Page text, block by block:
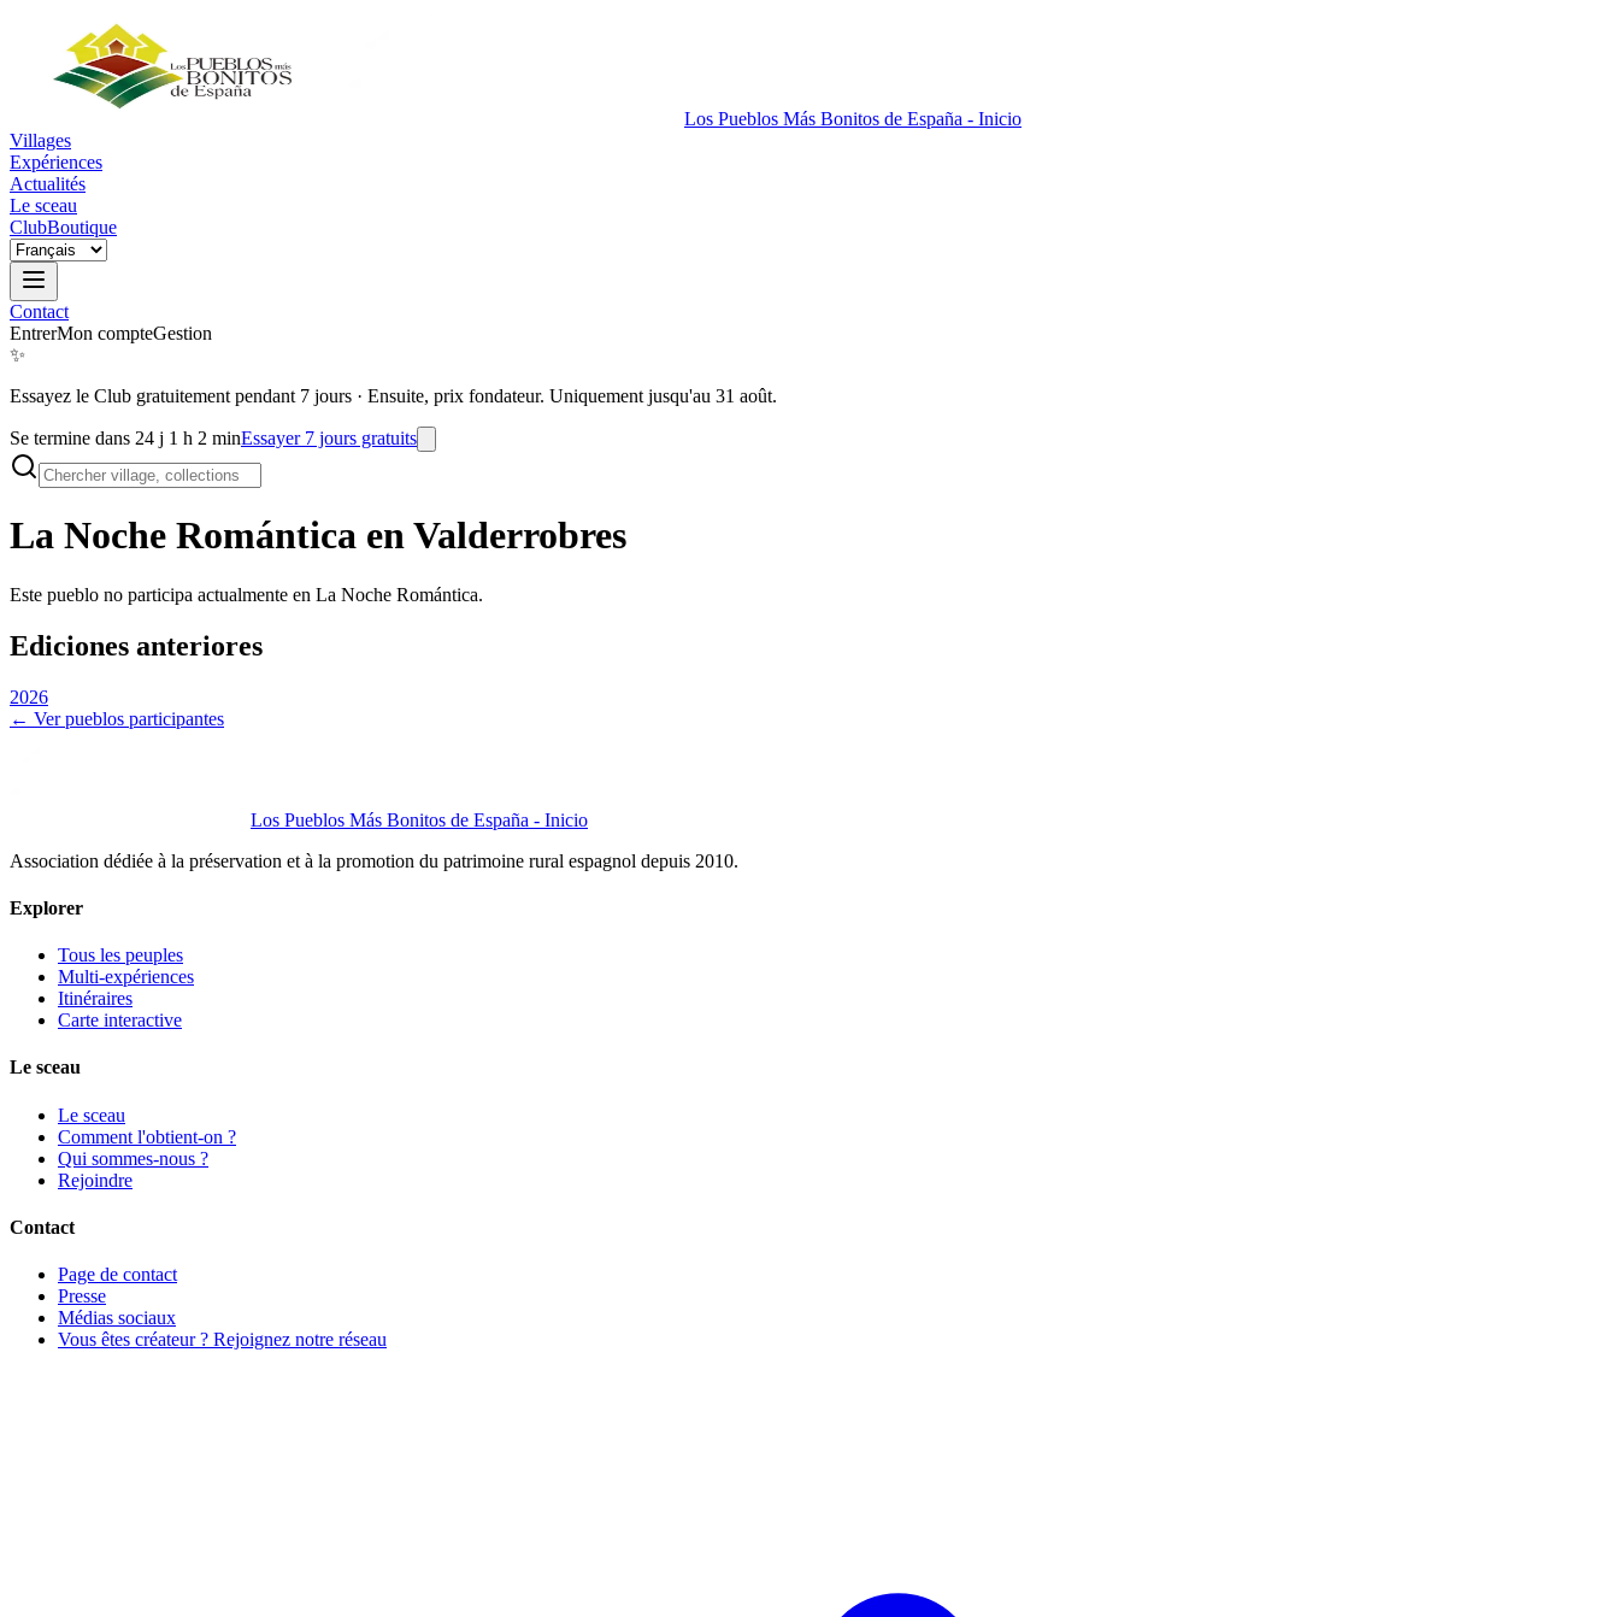
Los Pueblos Más Bonitos de España - Inicio
Villages
Expériences
Actualités
Le sceau
ClubBoutique
Contact
EntrerMon compteGestion
✨
Essayez le Club gratuitement pendant 7 jours · Ensuite, prix fondateur. Uniquement jusqu'au 31 août.
Se termine dans 24 j 1 h 2 minEssayer 7 jours gratuits
La Noche Romántica enValderrobres
Este pueblo no participa actualmente en La Noche Romántica.
Ediciones anteriores
2026
← Ver pueblos participantes
Los Pueblos Más Bonitos de España - Inicio
Association dédiée à la préservation et à la promotion du patrimoine rural espagnol depuis 2010.
Explorer
Tous les peuples
Multi-expériences
Itinéraires
Carte interactive
Le sceau
Le sceau
Comment l'obtient-on ?
Qui sommes-nous ?
Rejoindre
Contact
Page de contact
Presse
Médias sociaux
Vous êtes créateur ? Rejoignez notre réseau